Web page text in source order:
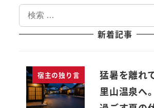
索
新着記事
宿主の独り言
猛暑を離れ
里山温泉へ